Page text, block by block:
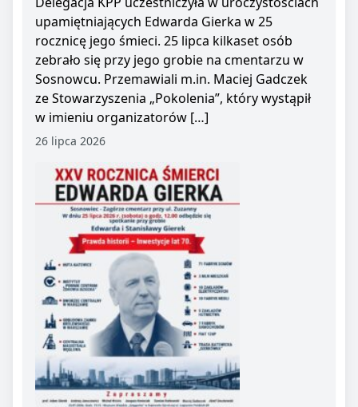
upamiętniających Edwarda Gierka w 25
rocznicę jego śmieci. 25 lipca kilkaset osób
zebrało się przy jego grobie na cmentarzu w
Sosnowcu. Przemawiali m.in. Maciej Gadczek
ze Stowarzyszenia „Pokolenia”, który wystąpił
w imieniu organizatorów […]
26 lipca 2026